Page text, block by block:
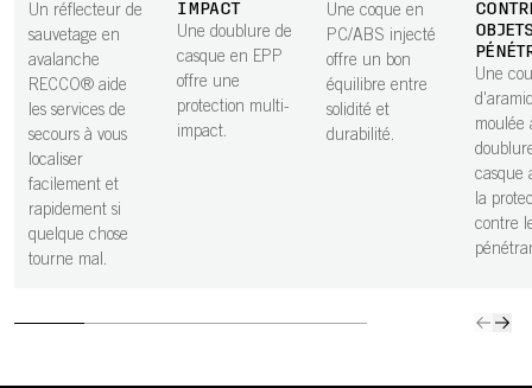
Un réflecteur de
sauvetage en
avalanche
RECCO® aide
les services de
secours à vous
localiser
facilement et
rapidement si
quelque chose
tourne mal.
IMPACT
Une doublure de
casque en EPP
offre une
protection multi-
impact.
Une coque en
PC/ABS injecté
offre un bon
équilibre entre
solidité et
durabilité.
Une
moulée
casque
la
contre